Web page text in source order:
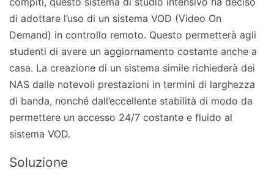
di adottare l’uso di un sistema VOD (Video On
Demand) in controllo remoto. Questo permetterà agli
studenti di avere un aggiornamento costante anche a
casa. La creazione di un sistema simile richiederà dei
NAS dalle notevoli prestazioni in termini di larghezza
di banda, nonché dall’eccellente stabilità di modo da
permettere un accesso 24/7 costante e fluido al
sistema VOD.
Soluzione